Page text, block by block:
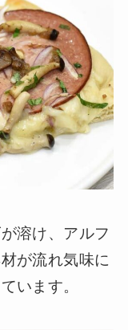
溶け、アルフ
が流れ気味に
います。